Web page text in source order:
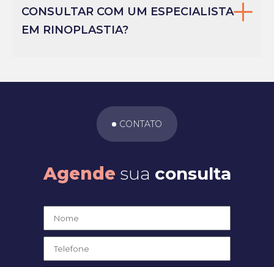
CONSULTAR COM UM ESPECIALISTA
EM RINOPLASTIA?
CONTATO
Agende sua consulta